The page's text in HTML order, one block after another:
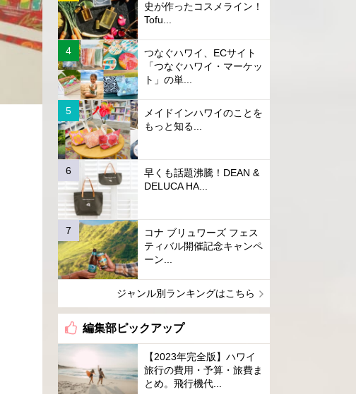
史が作ったコスメライン！
Tofu...
つなぐハワイ、ECサイト
「つなぐハワイ・マーケッ
ト」の単...
メイドインハワイのことを
もっと知る...
早くも話題沸騰！DEAN &
DELUCA HA...
コナ ブリュワーズ フェス
ティバル開催記念キャンペ
ーン...
ジャンル別ランキングはこちら
編集部ピックアップ
【2023年完全版】ハワイ
旅行の費用・予算・旅費ま
とめ。飛行機代...